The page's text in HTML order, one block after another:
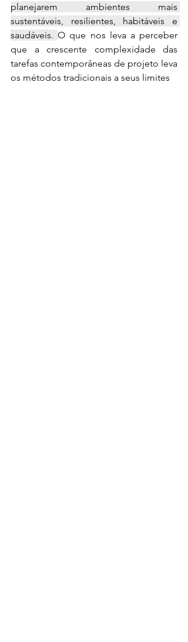
planejarem ambientes mais
sustentáveis, resilientes, habitáveis e
saudáveis. O que nos leva a perceber
que a crescente complexidade das
tarefas contemporâneas de projeto leva
os métodos tradicionais a seus limites